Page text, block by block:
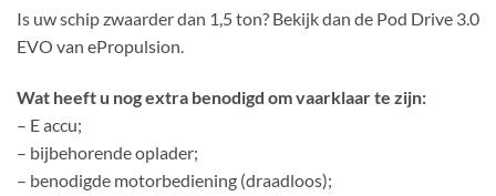
Is uw schip zwaarder dan 1,5 ton? Bekijk dan de Pod Drive 3.0
EVO van ePropulsion.
Wat heeft u nog extra benodigd om vaarklaar te zijn:
– E accu;
– bijbehorende oplader;
– benodigde motorbediening (draadloos);